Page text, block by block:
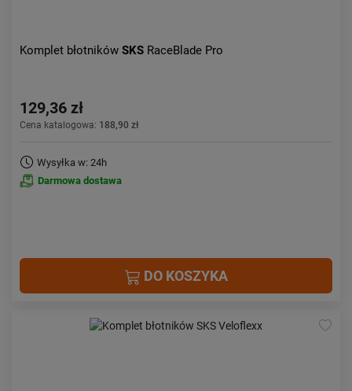
Komplet błotników SKS RaceBlade Pro
129,36 zł
Cena katalogowa: 188,90 zł
Wysyłka w: 24h
Darmowa dostawa
DO KOSZYKA